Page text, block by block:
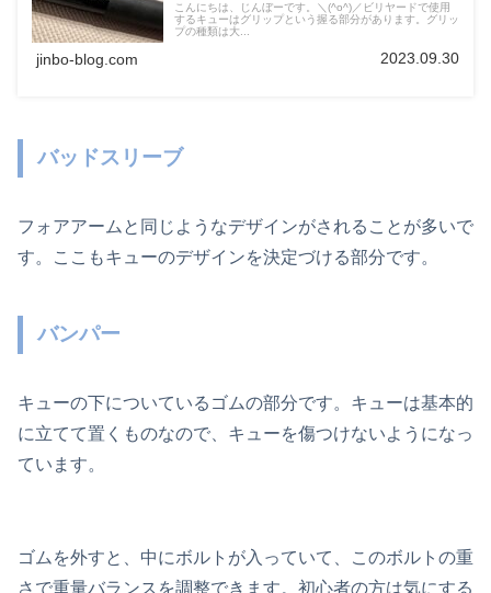
こんにちは、じんぼーです。＼(^o^)／ビリヤードで使用
するキューはグリップという握る部分があります。グリッ
プの種類は大...
jinbo-blog.com 2023.09.30
バッドスリーブ
フォアアームと同じようなデザインがされることが多いで
す。ここもキューのデザインを決定づける部分です。
バンパー
キューの下についているゴムの部分です。キューは基本的
に立てて置くものなので、キューを傷つけないようになっ
ています。
ゴムを外すと、中にボルトが入っていて、このボルトの重
さで重量バランスを調整できます。初心者の方は気にする